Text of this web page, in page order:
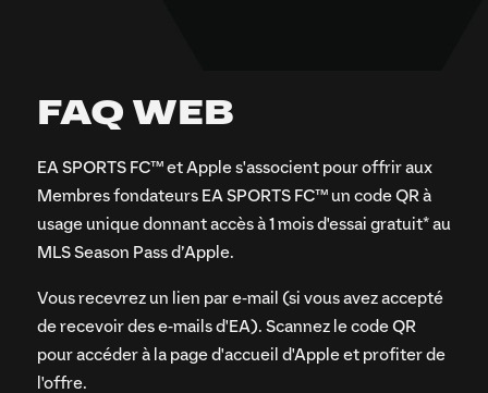
FAQ WEB
EA SPORTS FC™ et Apple s'associent pour offrir aux
Membres fondateurs EA SPORTS FC™ un code QR à
usage unique donnant accès à 1 mois d'essai gratuit* au
MLS Season Pass d’Apple.
Vous recevrez un lien par e-mail (si vous avez accepté
de recevoir des e-mails d'EA). Scannez le code QR
pour accéder à la page d'accueil d'Apple et profiter de
l'offre.